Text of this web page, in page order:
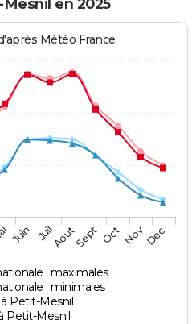
en 2025
Météo France
: maximales
: minimales
Petit-Mesnil
Petit-Mesnil
Juin JuilAoutSept OctNovDec